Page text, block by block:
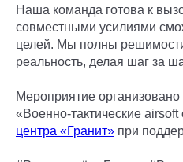
Наша команда готова к
совместными усилиями
целей. Мы полны
реальность, делая шаг за
Мероприятие организовано
«Военно-тактические
центра «Гранит» при